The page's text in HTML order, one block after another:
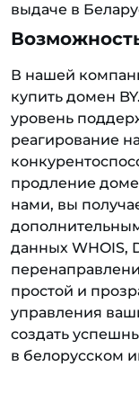
выдаче в
В нашей
купить домен
уровень
реагирование
продление
нами, вы
данных WHOIS,
простой и
управления
создать
в белорусском